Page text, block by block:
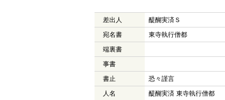
差出人
醍醐実済Ｓ
宛名書
東寺執行僧都
端裏書
事書
書止
恐々謹言
人名
醍醐実済 東寺執行僧都